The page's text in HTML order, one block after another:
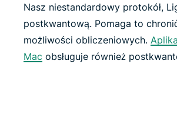
Nasz niestandardowy protokół,
postkwantową. Pomaga to
możliwości obliczeniowych.
Mac obsługuje również